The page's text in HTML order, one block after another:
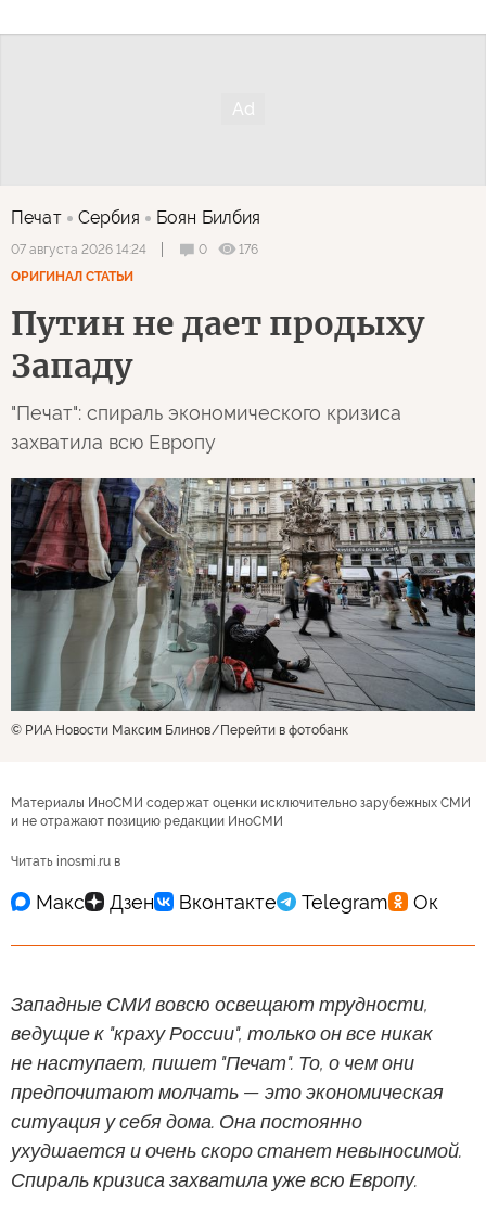
Печат Сербия Боян Билбия
07 августа 2026 14:24 0
176
ОРИГИНАЛ СТАТЬИ
Путин не дает продыху
Западу
"Печат": спираль экономического кризиса
захватила всю Европу
© РИА Новости Максим Блинов Перейти в фотобанк
Материалы ИноСМИ содержат оценки исключительно зарубежных СМИ
и не отражают позицию редакции ИноСМИ
Читать inosmi.ru в
Западные СМИ вовсю освещают трудности,
ведущие к "краху России", только он все никак
не наступает, пишет "Печат". То, о чем они
предпочитают молчать — это экономическая
ситуация у себя дома. Она постоянно
ухудшается и очень скоро станет невыносимой.
Спираль кризиса захватила уже всю Европу.